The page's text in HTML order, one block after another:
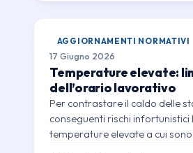
AGGIORNAMENTI NORMATIVI
17 Giugno 2026
Temperature elevate:
dell’orario lavorativo
Per contrastare il caldo delle
conseguenti rischi infortunistici
temperature elevate a cui